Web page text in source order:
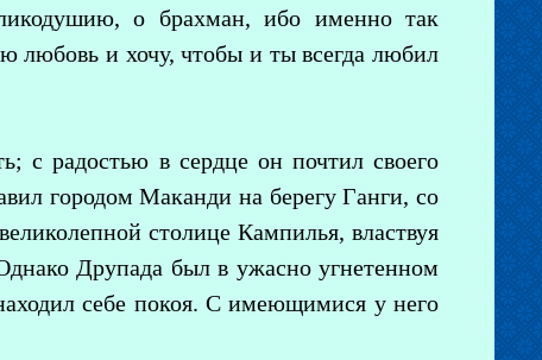
о брахман, ибо именно так
любовь и хочу, чтобы и ты всегда любил
с радостью в сердце он почтил своего
городом Маканди на берегу Ганги, со
столице Кампилья, властвуя
Друпада был в ужасно угнетенном
себе покоя. С имеющимися у него